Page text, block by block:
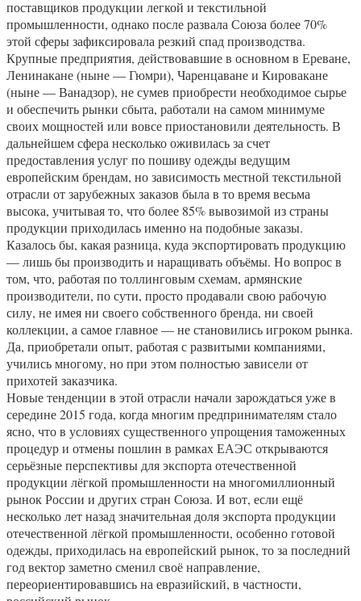
поставщиков продукции легкой и текстильной
промышленности, однако после развала Союза более 70%
этой сферы зафиксировала резкий спад производства.
Крупные предприятия, действовавшие в основном в Ереване,
Ленинакане (ныне — Гюмри), Чаренцаване и Кировакане
(ныне — Ванадзор), не сумев приобрести необходимое сырье
и обеспечить рынки сбыта, работали на самом минимуме
своих мощностей или вовсе приостановили деятельность. В
дальнейшем сфера несколько оживилась за счет
предоставления услуг по пошиву одежды ведущим
европейским брендам, но зависимость местной текстильной
отрасли от зарубежных заказов была в то время весьма
высока, учитывая то, что более 85% вывозимой из страны
продукции приходилась именно на подобные заказы.
Казалось бы, какая разница, куда экспортировать продукцию
— лишь бы производить и наращивать объёмы. Но вопрос в
том, что, работая по толлинговым схемам, армянские
производители, по сути, просто продавали свою рабочую
силу, не имея ни своего собственного бренда, ни своей
коллекции, а самое главное — не становились игроком рынка.
Да, приобретали опыт, работая с развитыми компаниями,
учились многому, но при этом полностью зависели от
прихотей заказчика.
Новые тенденции в этой отрасли начали зарождаться уже в
середине 2015 года, когда многим предпринимателям стало
ясно, что в условиях существенного упрощения таможенных
процедур и отмены пошлин в рамках ЕАЭС открываются
серьёзные перспективы для экспорта отечественной
продукции лёгкой промышленности на многомиллионный
рынок России и других стран Союза. И вот, если ещё
несколько лет назад значительная доля экспорта продукции
отечественной лёгкой промышленности, особенно готовой
одежды, приходилась на европейский рынок, то за последний
год вектор заметно сменил своё направление,
переориентировавшись на евразийский, в частности,